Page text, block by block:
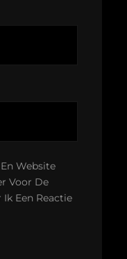
Website
Voor De
Een Reactie